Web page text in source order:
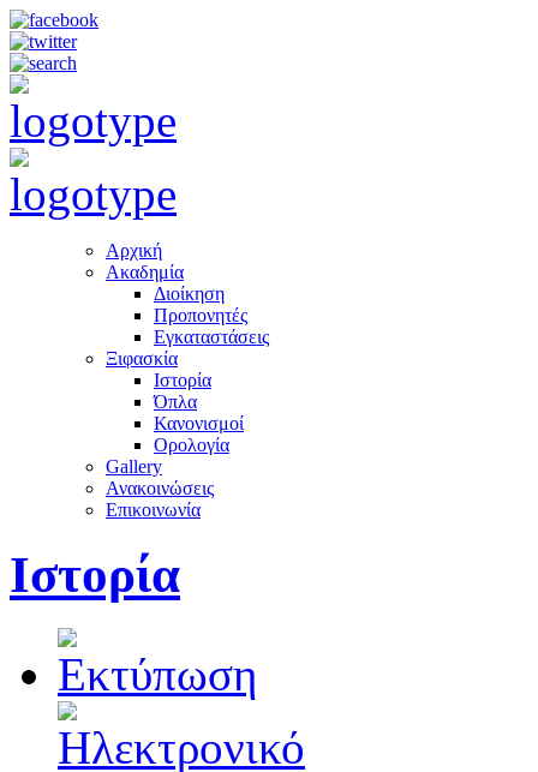
Αρχική
Ακαδημία
Διοίκηση
Προπονητές
Εγκαταστάσεις
Ξιφασκία
Ιστορία
Όπλα
Κανονισμοί
Ορολογία
Gallery
Ανακοινώσεις
Επικοινωνία
Ιστορία